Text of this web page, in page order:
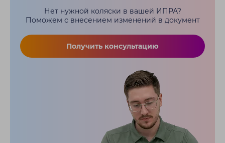
Нет нужной коляски в вашей ИПРА?
Поможем с внесением изменений в документ
Получить консультацию